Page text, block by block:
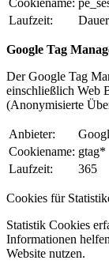
Laufzeit:
Google Tag
Der Google Tag
einschließlich Web
(Anonymisierte
Anbieter:
Cookiename: gtag*
Laufzeit:
365
Cookies für
Statistik Cookies
Informationen
Website nutzen.